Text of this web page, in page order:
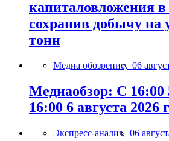
капиталовложения
сохранив добычу на
тонн
Медиа обозрение, 06
Медиаобзор: С 16:00
16:00 6 августа 2026
Экспресс-анализ, 06